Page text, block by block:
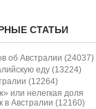
СТАТЬИ
об Австралии (24037)
еду (13224)
(12264)
или нелегкая доля
в Австралии (12160)